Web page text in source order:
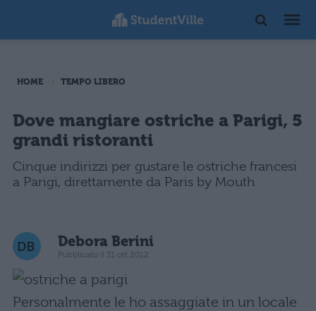
HOME TEMPO LIBERO
Dove mangiare ostriche a Parigi, 5
grandi ristoranti
Cinque indirizzi per gustare le ostriche francesi
a Parigi, direttamente da Paris by Mouth
Debora Berini
Pubblicato il 31 ott 2012
Personalmente le ho assaggiate in un locale